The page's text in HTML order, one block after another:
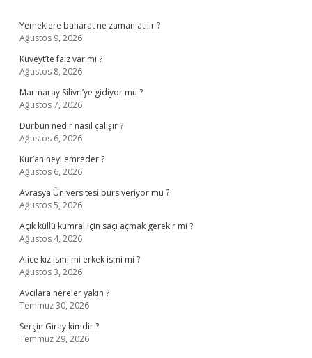
Yemeklere baharat ne zaman atılır ?
Ağustos 9, 2026
Kuveyt’te faiz var mı ?
Ağustos 8, 2026
Marmaray Silivri’ye gidiyor mu ?
Ağustos 7, 2026
Dürbün nedir nasıl çalışır ?
Ağustos 6, 2026
Kur’an neyi emreder ?
Ağustos 6, 2026
Avrasya Üniversitesi burs veriyor mu ?
Ağustos 5, 2026
Açık küllü kumral için saçı açmak gerekir mi ?
Ağustos 4, 2026
Alice kız ismi mi erkek ismi mi ?
Ağustos 3, 2026
Avcılara nereler yakın ?
Temmuz 30, 2026
Serçin Giray kimdir ?
Temmuz 29, 2026